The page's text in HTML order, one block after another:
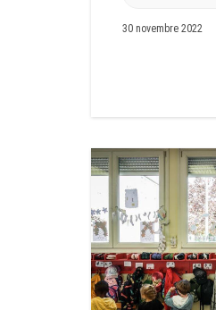
30 novembre 2022